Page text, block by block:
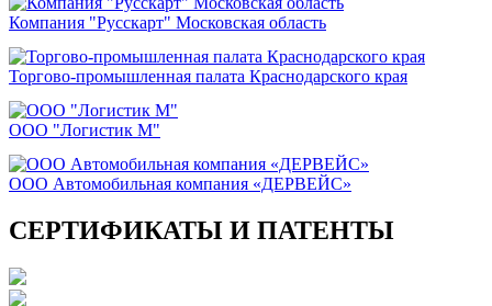
Компания "Русскарт" Московская область
Торгово-промышленная палата Краснодарского края
ООО "Логистик М"
ООО Автомобильная компания «ДЕРВЕЙС»
СЕРТИФИКАТЫ И ПАТЕНТЫ